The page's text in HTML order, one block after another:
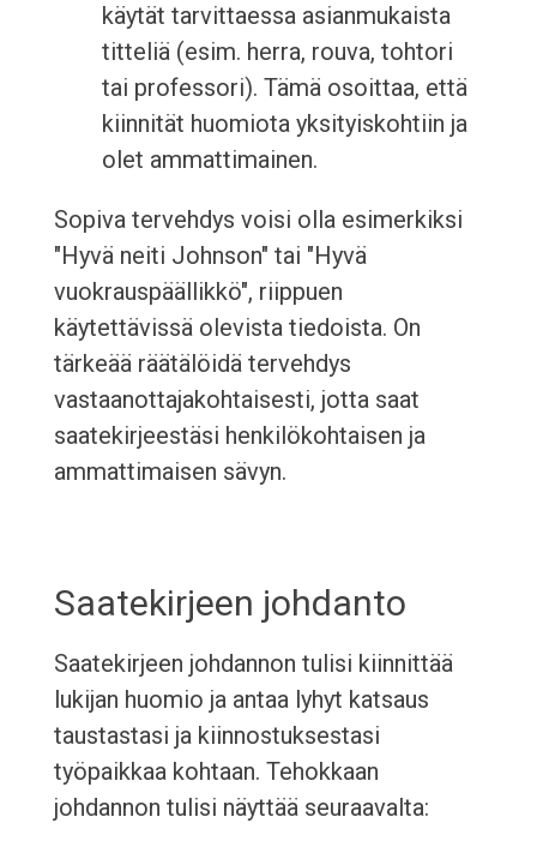
käytät tarvittaessa asianmukaista
titteliä (esim. herra, rouva, tohtori
tai professori). Tämä osoittaa, että
kiinnität huomiota yksityiskohtiin ja
olet ammattimainen.
Sopiva tervehdys voisi olla esimerkiksi
"Hyvä neiti Johnson" tai "Hyvä
vuokrauspäällikkö", riippuen
käytettävissä olevista tiedoista. On
tärkeää räätälöidä tervehdys
vastaanottajakohtaisesti, jotta saat
saatekirjeestäsi henkilökohtaisen ja
ammattimaisen sävyn.
Saatekirjeen johdanto
Saatekirjeen johdannon tulisi kiinnittää
lukijan huomio ja antaa lyhyt katsaus
taustastasi ja kiinnostuksestasi
työpaikkaa kohtaan. Tehokkaan
johdannon tulisi näyttää seuraavalta: